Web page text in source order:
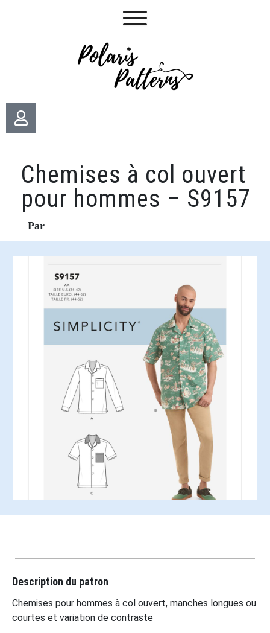
Chemises à col ouvert
pour hommes – S9157
Par
Description du patron
Chemises pour hommes à col ouvert, manches longues ou
courtes et variation de contraste